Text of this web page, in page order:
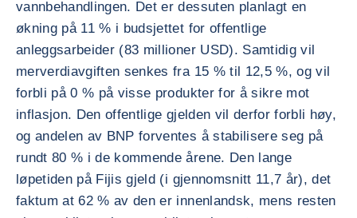
vannbehandlingen. Det er dessuten planlagt en
økning på 11 % i budsjettet for offentlige
anleggsarbeider (83 millioner USD). Samtidig vil
merverdiavgiften senkes fra 15 % til 12,5 %, og vil
forbli på 0 % på visse produkter for å sikre mot
inflasjon. Den offentlige gjelden vil derfor forbli høy,
og andelen av BNP forventes å stabilisere seg på
rundt 80 % i de kommende årene. Den lange
løpetiden på Fijis gjeld (i gjennomsnitt 11,7 år), det
faktum at 62 % av den er innenlandsk, mens resten